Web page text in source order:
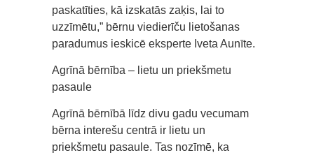
paskatīties, kā izskatās zaķis, lai to
uzzīmētu,” bērnu viedierīču lietošanas
paradumus ieskicē eksperte Iveta Aunīte.
Agrīnā bērnība – lietu un priekšmetu
pasaule
Agrīnā bērnībā līdz divu gadu vecumam
bērna interešu centrā ir lietu un
priekšmetu pasaule. Tas nozīmē, ka